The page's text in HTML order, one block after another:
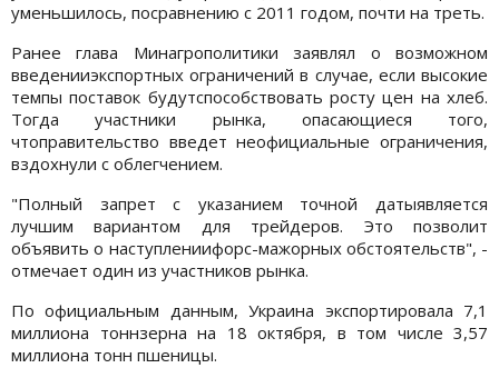
уменьшилось, посравнению с 2011 годом, почти на треть.
Ранее глава Минагрополитики заявлял о возможном
введенииэкспортных ограничений в случае, если высокие
темпы поставок будутспособствовать росту цен на хлеб.
Тогда участники рынка, опасающиеся того,
чтоправительство введет неофициальные ограничения,
вздохнули с облегчением.
"Полный запрет с указанием точной датыявляется
лучшим вариантом для трейдеров. Это позволит
объявить о наступлениифорс-мажорных обстоятельств", -
отмечает один из участников рынка.
По официальным данным, Украина экспортировала 7,1
миллиона тоннзерна на 18 октября, в том числе 3,57
миллиона тонн пшеницы.